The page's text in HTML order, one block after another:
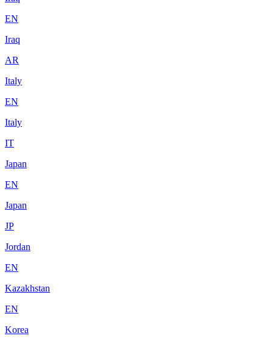
EN
Iraq
AR
Italy
EN
Italy
IT
Japan
EN
Japan
JP
Jordan
EN
Kazakhstan
EN
Korea